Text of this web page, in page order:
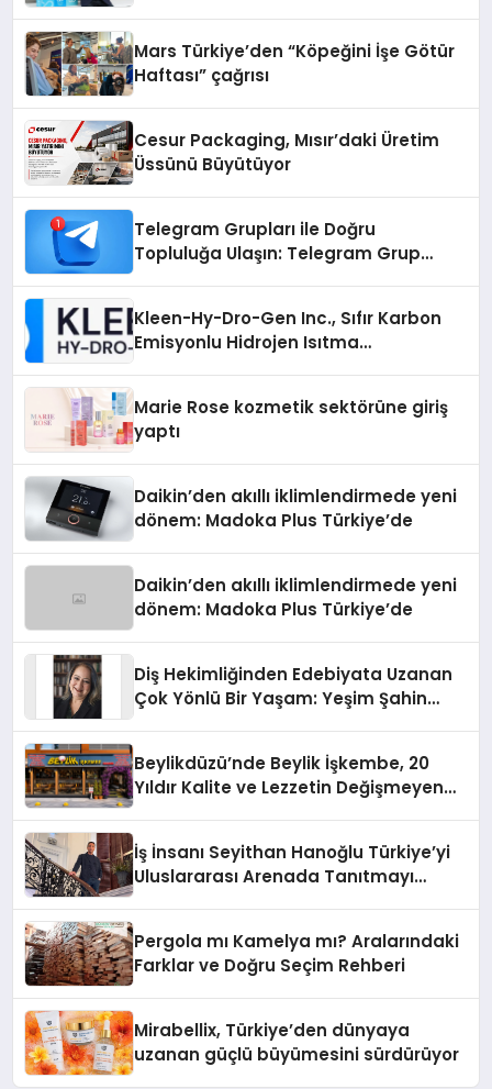
Mars Türkiye’den “Köpeğini İşe Götür
Haftası” çağrısı
Cesur Packaging, Mısır’daki Üretim
Üssünü Büyütüyor
Telegram Grupları ile Doğru
Topluluğa Ulaşın: Telegram Grup
Kleen-Hy-Dro-Gen Inc., Sıfır Karbon
Emisyonlu Hidrojen Isıtma
Marie Rose kozmetik sektörüne giriş
yaptı
Daikin’den akıllı iklimlendirmede yeni
dönem: Madoka Plus Türkiye’de
Daikin’den akıllı iklimlendirmede yeni
dönem: Madoka Plus Türkiye’de
Diş Hekimliğinden Edebiyata Uzanan
Çok Yönlü Bir Yaşam: Yeşim Şahin
Beylikdüzü’nde Beylik İşkembe, 20
Yıldır Kalite ve Lezzetin Değişmeyen
İş İnsanı Seyithan Hanoğlu Türkiye’yi
Uluslararası Arenada Tanıtmayı
Pergola mı Kamelya mı? Aralarındaki
Farklar ve Doğru Seçim Rehberi
Mirabellix, Türkiye’den dünyaya
uzanan güçlü büyümesini sürdürüyor